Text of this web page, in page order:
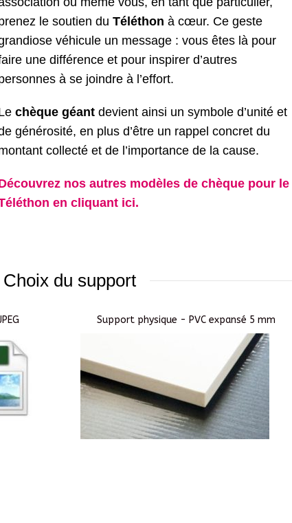
le soutien du Téléthon à cœur. Ce geste
véhicule un message : vous êtes là pour
une différence et pour inspirer d’autres
à se joindre à l’effort.
chèque géant devient ainsi un symbole d’unité et
générosité, en plus d’être un rappel concret du
collecté et de l’importance de la cause.
nos autres modèles de chèque pour le
en cliquant ici.
Choix du support
Support physique - PVC expansé 5 mm